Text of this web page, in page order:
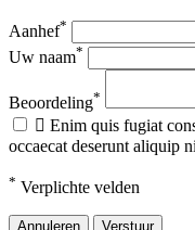
Aanhef*
Uw naam*
Beoordeling*
 Enim quis fugiat
occaecat deserunt aliquip
* Verplichte velden
Annuleren Verstuur